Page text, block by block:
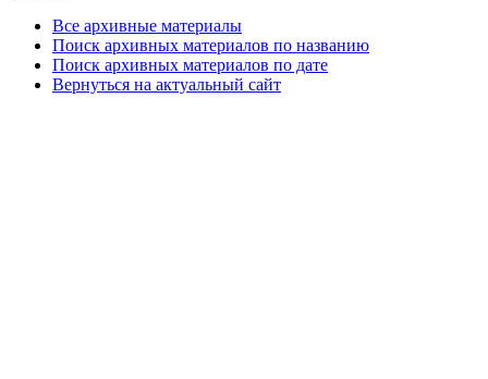
Все архивные материалы
Поиск архивных материалов по названию
Поиск архивных материалов по дате
Вернуться на актуальный сайт